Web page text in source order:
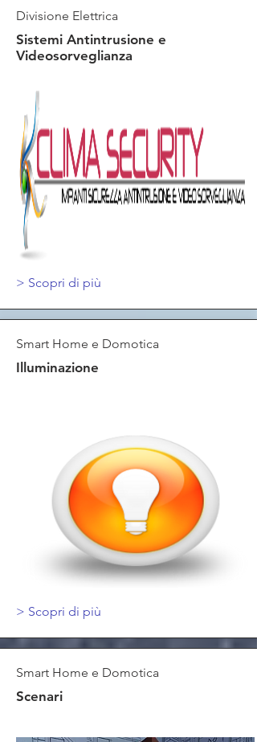
Divisione Elettrica
Sistemi Antintrusione e
Videosorveglianza
> Scopri di più
Smart Home e Domotica
Illuminazione
> Scopri di più
Smart Home e Domotica
Scenari